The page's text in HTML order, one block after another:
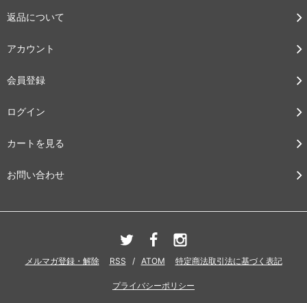
返品について
アカウント
会員登録
ログイン
カートを見る
お問い合わせ
メルマガ登録・解除 RSS / ATOM 特定商法取引法に基づく表記
プライバシーポリシー